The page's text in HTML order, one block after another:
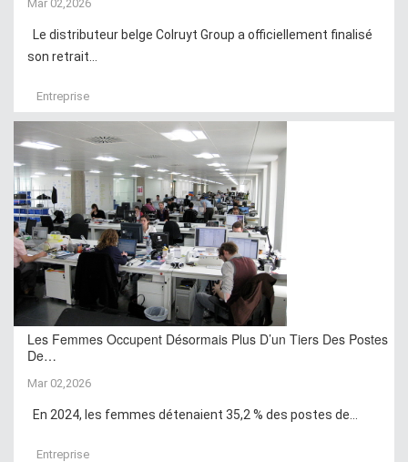
Mar 02,2026
Le distributeur belge Colruyt Group a officiellement finalisé
son retrait...
Entreprise
Les Femmes Occupent Désormais Plus D’un Tiers Des Postes
De…
Mar 02,2026
En 2024, les femmes détenaient 35,2 % des postes de...
Entreprise